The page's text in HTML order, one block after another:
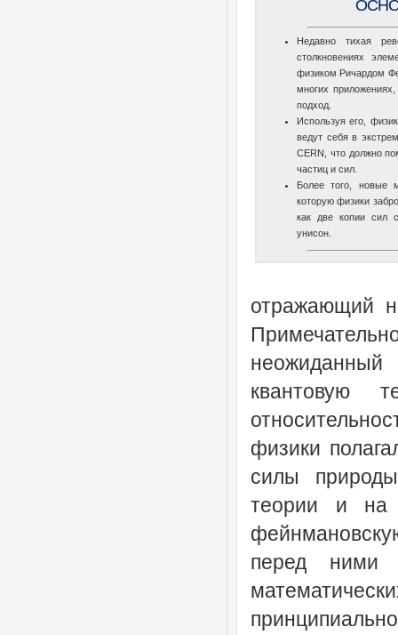
Недавно тихая
столкновениях
физиком Ричардом
многих
подход.
Используя его,
ведут себя в
CERN, что должно
частиц и сил.
Более того, новые
которую физики
как две копии сил
унисон.
отражающий
квантовую
физики
силы
теории и на
перед ними